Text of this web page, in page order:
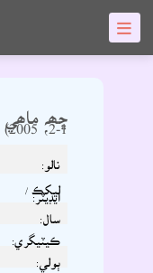
1-2، 2005)
نالو:
ليکڪ /
ايڊيٽر:
سال:
ڪيٽيگري:
ٻولي: